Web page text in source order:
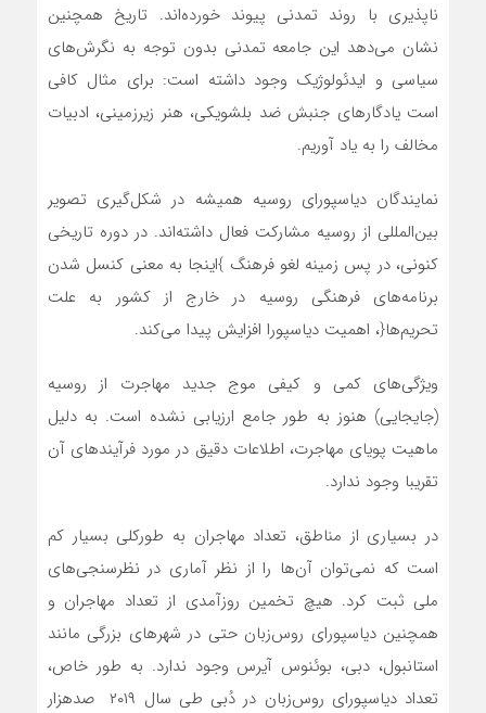
ناپذیری با روند تمدنی پیوند خورده‌اند. تاریخ همچنین
نشان می‌دهد این جامعه تمدنی بدون توجه به نگرش‌های
سیاسی و ایدئولوژیک وجود داشته است: برای مثال کافی
است یادگارهای جنبش ضد بلشویکی، هنر زیرزمینی، ادبیات
مخالف را به یاد آوریم.
نمایندگان دیاسپورای روسیه همیشه در شکل‌گیری تصویر
بین‌المللی از روسیه مشارکت فعال داشته‌اند. در دوره تاریخی
کنونی، در پس زمینه لغو فرهنگ }اینجا به معنی کنسل شدن
برنامه‌های فرهنگی روسیه در خارج از کشور به علت
تحریم‌ها{، اهمیت دیاسپورا افزایش پیدا می‌کند.
ویژگی‌های کمی و کیفی موج جدید مهاجرت از روسیه
(جایجایی) هنوز به طور جامع ارزیابی نشده است. به دلیل
ماهیت پویای مهاجرت، اطلاعات دقیق در مورد فرآیندهای آن
تقریبا وجود ندارد.
در بسیاری از مناطق، تعداد مهاجران به طورکلی بسیار کم
است که نمی‌توان آن‌ها را از نظر آماری در نظرسنجی‌های
ملی ثبت کرد. هیچ تخمین روزآمدی از تعداد مهاجران و
همچنین دیاسپورای روس‌زبان حتی در شهرهای بزرگی مانند
استانبول، دبی، بوئنوس آیرس وجود ندارد. به طور خاص،
تعداد دیاسپورای روس‌زبان در دُبی طی سال ۲۰۱۹ صدهزار